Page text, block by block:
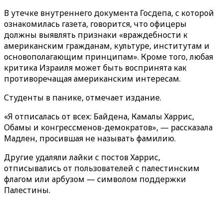
В утечке внутреннего документа Госдепа, с которой
ознакомилась газета, говорится, что офицеры
должны выявлять признаки «враждебности к
американским гражданам, культуре, институтам и
основополагающим принципам». Кроме того, любая
критика Израиля может быть воспринята как
противоречащая американским интересам.
Студенты в панике, отмечает издание.
«Я отписалась от всех: Байдена, Камалы Харрис,
Обамы и конгрессменов-демократов», — рассказала
Мадлен, просившая не называть фамилию.
Другие удаляли лайки с постов Харрис,
отписывались от пользователей с палестинским
флагом или арбузом — символом поддержки
Палестины.